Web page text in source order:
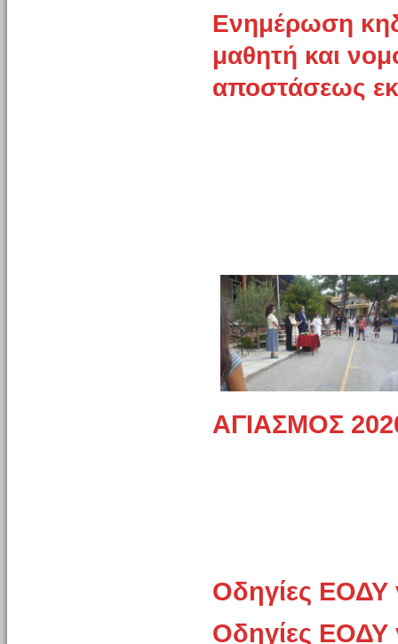
Ενημέρωση
μαθητή και
αποστάσεως
ΑΓΙΑΣΜΟΣ
Οδηγίες ΕΟΔΥ
Οδηγίες ΕΟΔΥ